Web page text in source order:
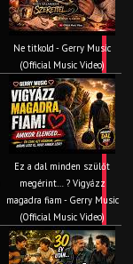
Ne titkold - Gerry Music
(Official Music Video)
Ez a dal minden szülőt
megérint… ? Vigyázz
magadra fiam - Gerry Music
(Official Music Video)